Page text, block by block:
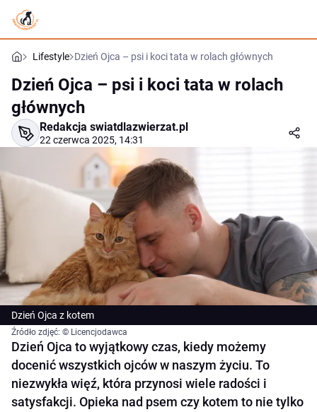
Lifestyle Dzień Ojca – psi i koci tata w rolach głównych
Dzień Ojca – psi i koci tata w rolach
głównych
Redakcja swiatdlazwierzat.pl
22 czerwca 2025, 14:31
Dzień Ojca z kotem
Źródło zdjęć: © Licencjodawca
Dzień Ojca to wyjątkowy czas, kiedy możemy
docenić wszystkich ojców w naszym życiu. To
niezwykła więź, która przynosi wiele radości i
satysfakcji. Opieka nad psem czy kotem to nie tylko